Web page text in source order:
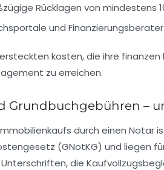
Rücklagen von mindestens
und Finanzierungsberater
Grundbuchgebühren –
durch einen
(GNotKG) und liegen
die